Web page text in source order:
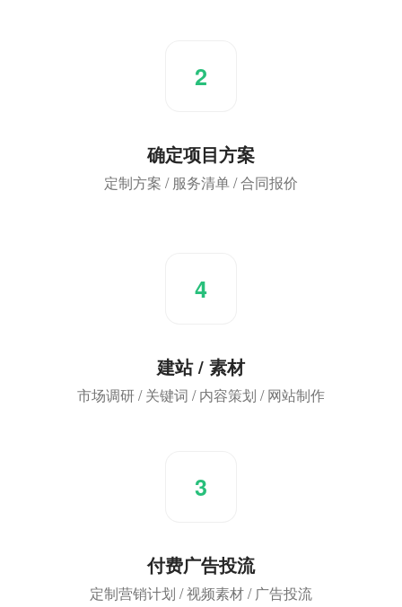
2
确定项目方案
定制方案 / 服务清单 / 合同报价
4
建站 / 素材
市场调研 / 关键词 / 内容策划 / 网站制作
3
付费广告投流
定制营销计划 / 视频素材 / 广告投流